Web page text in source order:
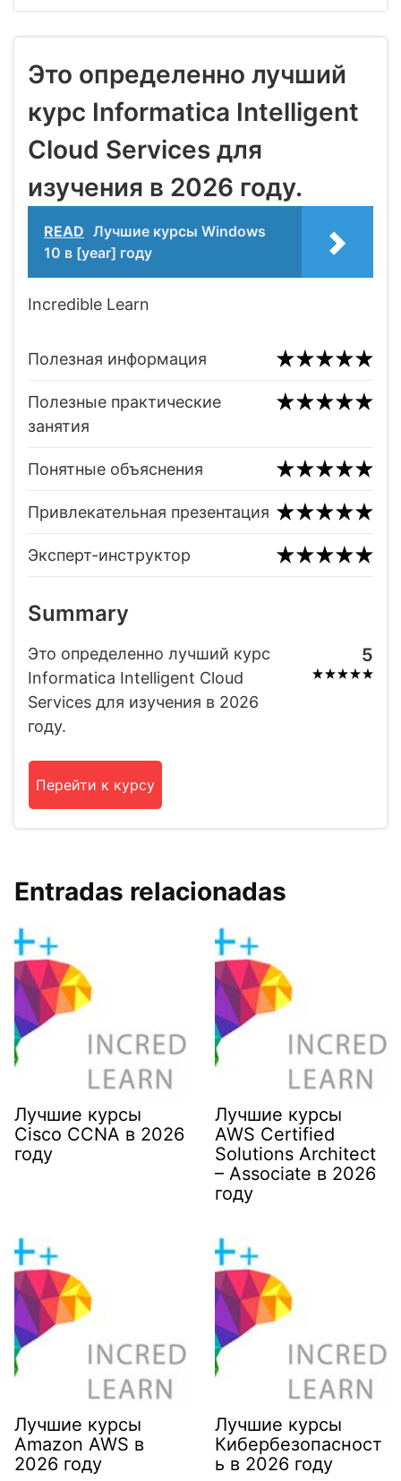
Это определенно лучший
курс Informatica Intelligent
Cloud Services для
изучения в 2026 году.
READ Лучшие курсы Windows
10 в [year] году
Incredible Learn
Полезная информация
Полезные практические
занятия
Понятные объяснения
Привлекательная презентация
Эксперт-инструктор
Summary
Это определенно лучший курс
Informatica Intelligent Cloud
Services для изучения в 2026
году.
5
Перейти к курсу
Entradas relacionadas
Лучшие курсы
Cisco CCNA в 2026
году
Лучшие курсы
AWS Certified
Solutions Architect
– Associate в 2026
году
Лучшие курсы
Amazon AWS в
2026 году
Лучшие курсы
Кибербезопасност
ь в 2026 году